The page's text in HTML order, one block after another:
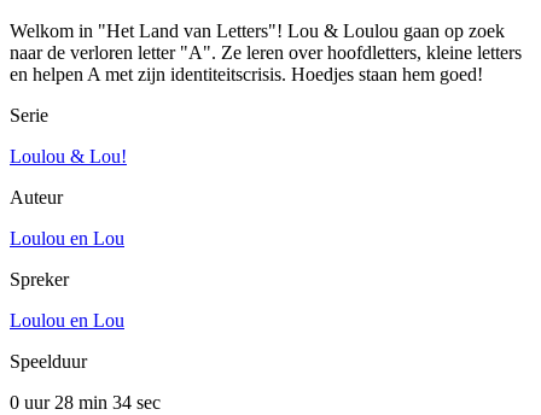
Welkom in "Het Land van Letters"! Lou & Loulou gaan op zoek
naar de verloren letter "A". Ze leren over hoofdletters, kleine letters
en helpen A met zijn identiteitscrisis. Hoedjes staan hem goed!
Serie
Loulou & Lou!
Auteur
Loulou en Lou
Spreker
Loulou en Lou
Speelduur
0 uur 28 min 34 sec